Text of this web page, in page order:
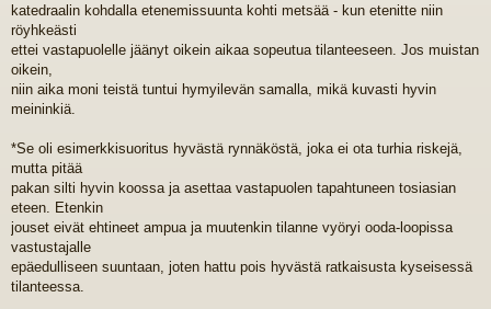
katedraalin kohdalla etenemissuunta kohti metsää - kun etenitte niin
röyhkeästi
ettei vastapuolelle jäänyt oikein aikaa sopeutua tilanteeseen. Jos muistan
oikein,
niin aika moni teistä tuntui hymyilevän samalla, mikä kuvasti hyvin
meininkiä.
*Se oli esimerkkisuoritus hyvästä rynnäköstä, joka ei ota turhia riskejä,
mutta pitää
pakan silti hyvin koossa ja asettaa vastapuolen tapahtuneen tosiasian
eteen. Etenkin
jouset eivät ehtineet ampua ja muutenkin tilanne vyöryi ooda-loopissa
vastustajalle
epäedulliseen suuntaan, joten hattu pois hyvästä ratkaisusta kyseisessä
tilanteessa.